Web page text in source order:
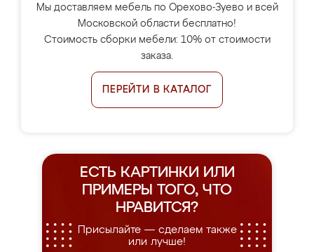
Мы доставляем мебель по Орехово-Зуево и всей
Московской области бесплатно!
Стоимость сборки мебели: 10% от стоимости
заказа.
ПЕРЕЙТИ В КАТАЛОГ
ЕСТЬ КАРТИНКИ ИЛИ
ПРИМЕРЫ
ТОГО, ЧТО
НРАВИТСЯ?
Присылайте — сделаем также
или лучше!